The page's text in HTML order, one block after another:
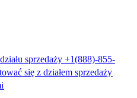
sprzedaży +1(888)-855-
się z działem sprzedaży​​